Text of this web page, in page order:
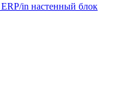
in настенный блок